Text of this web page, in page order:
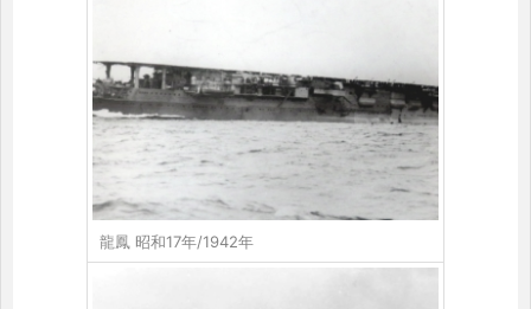
龍鳳 昭和17年/1942年